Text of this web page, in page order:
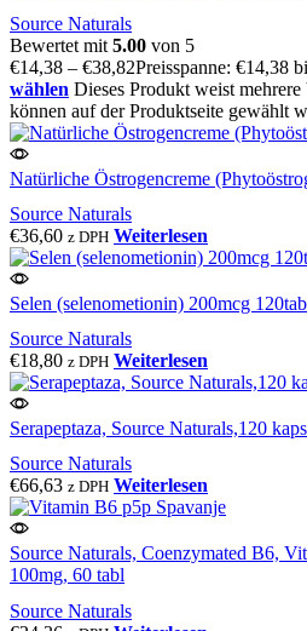
Source Naturals
Bewertet mit 5.00 von 5
€14,38 – €38,82Preisspanne: €14,38
wählen Dieses Produkt weist
können auf der Produktseite gewählt
Natürliche Östrogencreme
Source Naturals
€36,60 z DPH Weiterlesen
Selen (selenometionin) 200mcg 120tab
Source Naturals
€18,80 z DPH Weiterlesen
Serapeptaza, Source Naturals,120
Source Naturals
€66,63 z DPH Weiterlesen
Source Naturals, Coenzymated B6,
100mg, 60 tabl
Source Naturals